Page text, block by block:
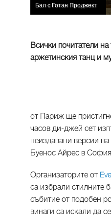
Бал с Готан Проджект
Всички почитатели
аржетинския танц и
от Париж ще
часов ди-джей сет
неиздавани версии на
Буенос Айрес в
Организаторите от
са избрали стилните
събитие от подобен
винаги са искали да